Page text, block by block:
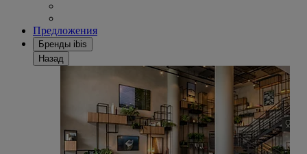
Предложения
Бренды ibis
Назад